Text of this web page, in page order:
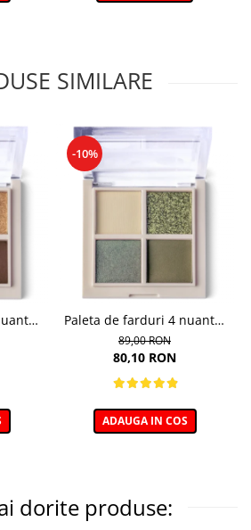
SIMILARE
-10%
Paleta de farduri 4 nuante,
Daily Vibe, nuanta Military
Vibe 02 - 5,5g
89,00 RON
80,10 RON
ADAUGA IN COS
dorite produse: